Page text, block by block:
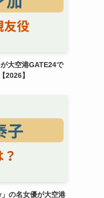
大空港GATE24で
2026】
の名女優が大空港